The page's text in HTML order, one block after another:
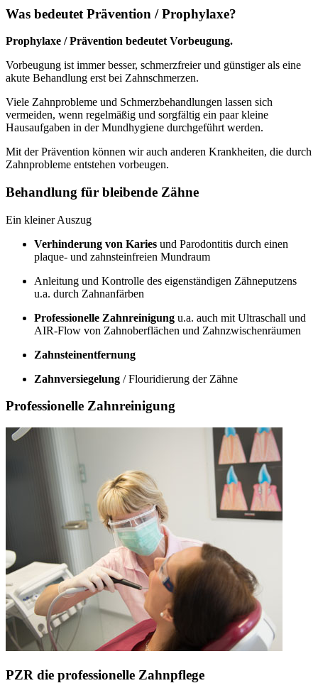
Was bedeutet Prävention / Prophylaxe?
Prophylaxe / Prävention bedeutet Vorbeugung.
Vorbeugung ist immer besser, schmerzfreier und günstiger als eine
akute Behandlung erst bei Zahnschmerzen.
Viele Zahnprobleme und Schmerzbehandlungen lassen sich
vermeiden, wenn regelmäßig und sorgfältig ein paar kleine
Hausaufgaben in der Mundhygiene durchgeführt werden.
Mit der Prävention können wir auch anderen Krankheiten, die durch
Zahnprobleme entstehen vorbeugen.
Behandlung für bleibende Zähne
Ein kleiner Auszug
Verhinderung von Karies und Parodontitis durch einen
plaque- und zahnsteinfreien Mundraum
Anleitung und Kontrolle des eigenständigen Zähneputzens
u.a. durch Zahnanfärben
Professionelle Zahnreinigung u.a. auch mit Ultraschall und
AIR-Flow von Zahnoberflächen und Zahnzwischenräumen
Zahnsteinentfernung
Zahnversiegelung / Flouridierung der Zähne
Professionelle Zahnreinigung
PZR die professionelle Zahnpflege